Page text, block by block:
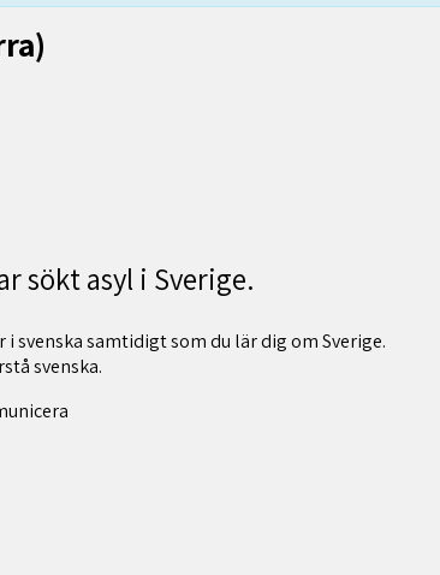
sökt asyl i Sverige.
svenska samtidigt som du lär dig om Sverige.
svenska.